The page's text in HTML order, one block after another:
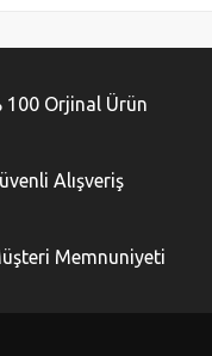
için teşekkür ederiz.
kalitesiz, bozuk veya
100 Orjinal Ürün
Alışveriş
Memnuniyeti